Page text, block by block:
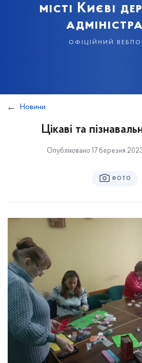
місті Києві
офіційний
Новини
Цікаві та
Опубліковано 17 березня
ФОТО